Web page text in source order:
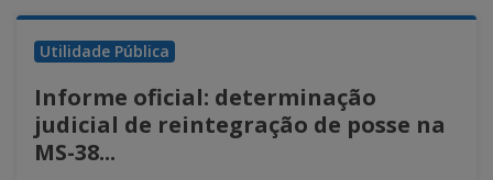
Utilidade Pública
Informe oficial: determinação
judicial de reintegração de posse na
MS-38...